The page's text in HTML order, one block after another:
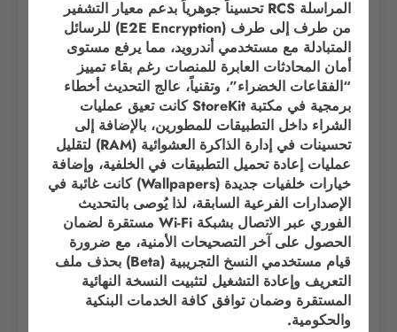
المراسلة RCS تحسيناً جوهرياً بدعم معيار التشفير
من طرف إلى طرف (E2E Encryption) للرسائل
المتبادلة مع مستخدمي أندرويد، مما يرفع مستوى
أمان المحادثات العابرة للمنصات رغم بقاء تمييز
“الفقاعات الخضراء”، وتقنياً، عالج التحديث أخطاء
برمجية في مكتبة StoreKit كانت تعيق عمليات
الشراء داخل التطبيقات للمطورين، بالإضافة إلى
تحسينات في إدارة الذاكرة العشوائية (RAM) لتقليل
عمليات إعادة تحميل التطبيقات في الخلفية، وإضافة
خيارات خلفيات جديدة (Wallpapers) كانت غائبة في
الإصدارات الفرعية السابقة، لذا يُوصى بالتحديث
الفوري عبر الاتصال بشبكة Wi-Fi مستقرة لضمان
الحصول على آخر التصحيحات الأمنية، مع ضرورة
قيام مستخدمي النسخ التجريبية (Beta) بحذف ملف
التعريف وإعادة التشغيل لتثبيت النسخة النهائية
المستقرة وضمان توافق كافة الخدمات البنكية
والحكومية.